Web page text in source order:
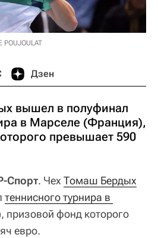
POUJOULAT
Дзен
вышел в полуфинал
в Марселе (Франция),
превышает 590
Спорт. Чех Томаш Бердых
теннисного турнира в
призовой фонд которого
евро.